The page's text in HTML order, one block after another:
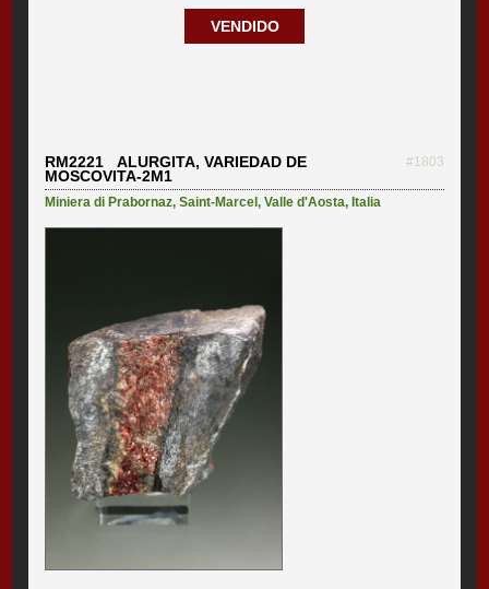
VENDIDO
RM2221 ALURGITA, VARIEDAD DE
MOSCOVITA-2M1
#1803
Miniera di Prabornaz,Saint-Marcel,Valle d'Aosta, Italia